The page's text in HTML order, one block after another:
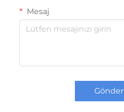
Mesaj
Gönder